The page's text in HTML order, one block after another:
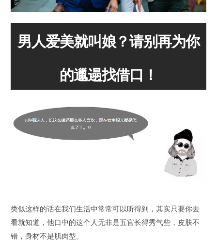
男人爱美就叫娘？请别再为你
的邋遢找借口！
类似这样的话在我们生活中常常可以听得到，其实只要你去
看就知道，他口中的这个人无非是五官长得秀气些，皮肤不
错，身材不是肌肉型。